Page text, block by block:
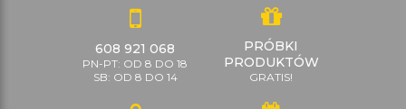
608 921 068
PN-PT: OD 8 DO 18
SB: OD 8 DO 14
PRÓBKI
PRODUKTÓW
GRATIS!